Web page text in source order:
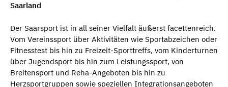
Saarland
Der Saarsport ist in all seiner Vielfalt äußerst facettenreich.
Vom Vereinssport über Aktivitäten wie Sportabzeichen oder
Fitnesstest bis hin zu Freizeit-Sporttreffs, vom Kinderturnen
über Jugendsport bis hin zum Leistungssport, von
Breitensport und Reha-Angeboten bis hin zu
Herzsportgruppen sowie speziellen Integrationsangeboten